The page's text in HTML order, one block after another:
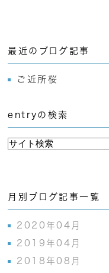
最近のブログ記事
ご近所桜
entryの検索
月別ブログ記事一覧
2020年04月
2019年04月
2018年08月